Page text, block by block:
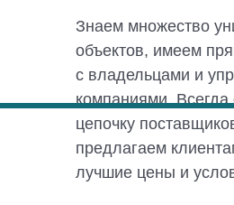
Знаем множество
объектов, имеем
с владельцами и
компаниями.
цепочку
предлагаем
лучшие цены и